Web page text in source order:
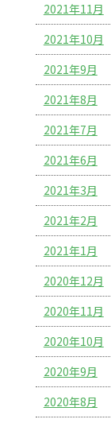
2021年11月
2021年10月
2021年9月
2021年8月
2021年7月
2021年6月
2021年3月
2021年2月
2021年1月
2020年12月
2020年11月
2020年10月
2020年9月
2020年8月